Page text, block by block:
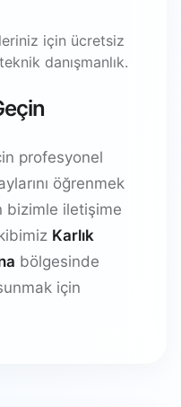
için ücretsiz
danışmanlık.
profesyonel
öğrenmek
bizimle iletişime
Karlık
bölgesinde
için